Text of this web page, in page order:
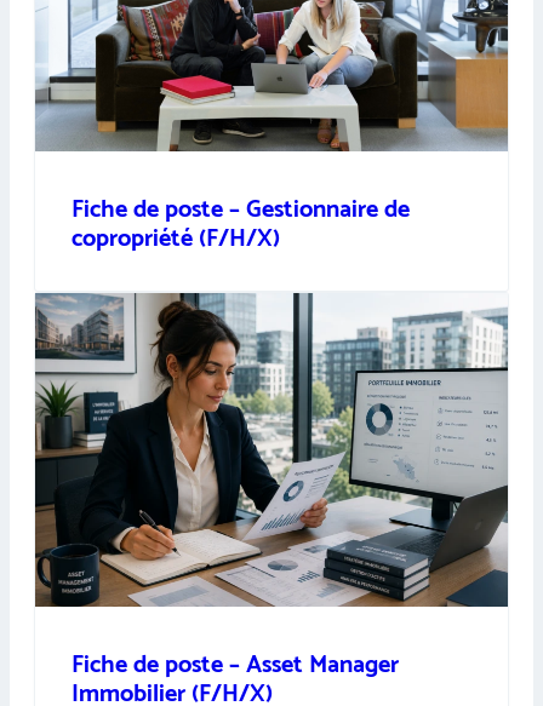
Fiche de poste – Gestionnaire de
copropriété (F/H/X)
Fiche de poste – Asset Manager
Immobilier (F/H/X)